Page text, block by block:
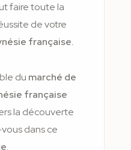
faire toute la
de votre
française.
du marché de
française
la découverte
dans ce
.